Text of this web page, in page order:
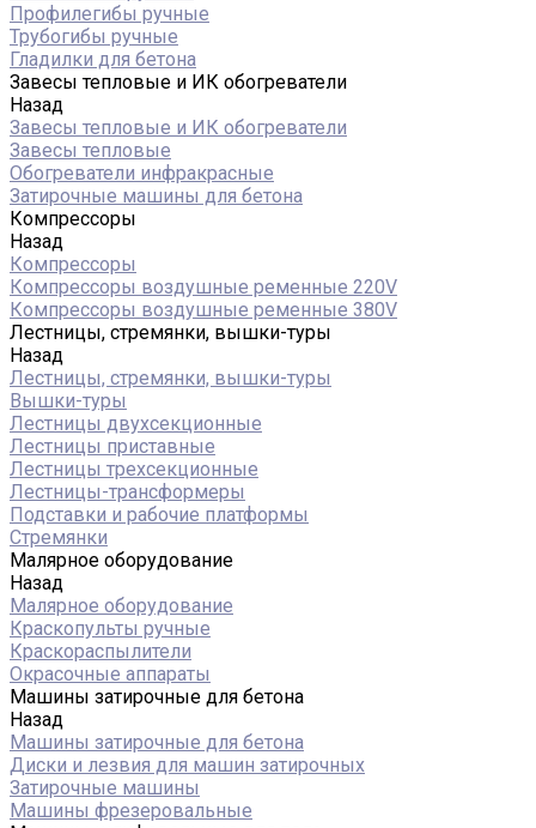
Профилегибы ручные
Трубогибы ручные
Гладилки для бетона
Завесы тепловые и ИК обогреватели
Назад
Завесы тепловые и ИК обогреватели
Завесы тепловые
Обогреватели инфракрасные
Затирочные машины для бетона
Компрессоры
Назад
Компрессоры
Компрессоры воздушные ременные 220V
Компрессоры воздушные ременные 380V
Лестницы, стремянки, вышки-туры
Назад
Лестницы, стремянки, вышки-туры
Вышки-туры
Лестницы двухсекционные
Лестницы приставные
Лестницы трехсекционные
Лестницы-трансформеры
Подставки и рабочие платформы
Стремянки
Малярное оборудование
Назад
Малярное оборудование
Краскопульты ручные
Краскораспылители
Окрасочные аппараты
Машины затирочные для бетона
Назад
Машины затирочные для бетона
Диски и лезвия для машин затирочных
Затирочные машины
Машины фрезеровальные